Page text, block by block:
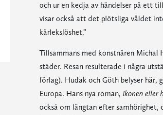
och ur en kedja av händelser på ett
visar också att det plötsliga våldet
kärlekslöshet.”
Tillsammans med konstnären Michal
städer. Resan resulterade i några
förlag). Hudak och Göth belyser här,
Europa. Hans nya roman, Ikonen eller
också om längtan efter samhörighet,